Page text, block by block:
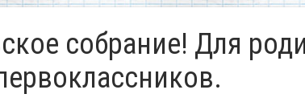
собрание! Для